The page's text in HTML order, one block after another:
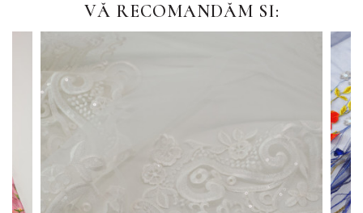
VĂ RECOMANDĂM SI: